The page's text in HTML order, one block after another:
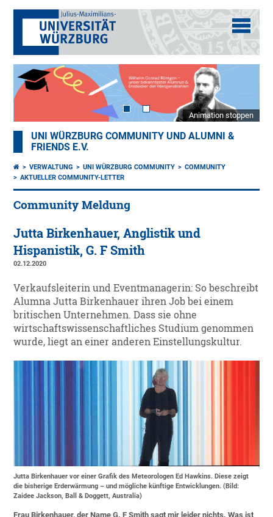
Animation stoppen
UNI WÜRZBURG COMMUNITY UND ALUMNI &
FRIENDS E.V.
VERWALTUNG UNI WÜRZBURG COMMUNITY
COMMUNITY
AKTUELLER COMMUNITY-LETTER
Community Meldung
Jutta Birkenhauer, Anglistik und
Hispanistik, G. F Smith
02.12.2020
Verkaufsleiterin und Eventmanagerin: So beschreibt
Alumna Jutta Birkenhauer ihren Job bei einem
britischen Unternehmen. Dass sie ohne
wirtschaftswissenschaftliches Studium genommen
wurde, liegt an einer anderen Einstellungskultur.
Jutta Birkenhauer vor einer Grafik des Meteorologen Ed Hawkins. Diese zeigt
die bisherige Erderwärmung – und mögliche künftige Entwicklungen. (Bild:
Zaidee Jackson, Ball & Doggett, Australia)
Frau Birkenhauer, der Name G. F Smith sagt mir leider nichts. Was ist